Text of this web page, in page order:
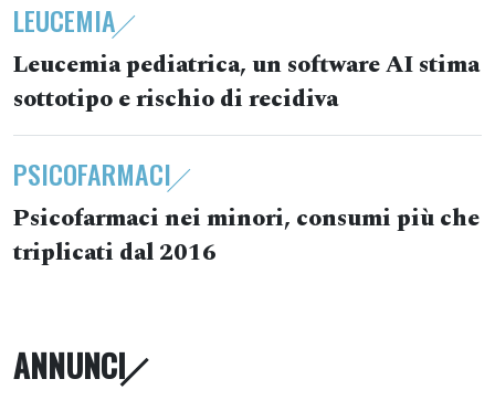
LEUCEMIA
Leucemia pediatrica, un software AI stima
sottotipo e rischio di recidiva
PSICOFARMACI
Psicofarmaci nei minori, consumi più che
triplicati dal 2016
ANNUNCI